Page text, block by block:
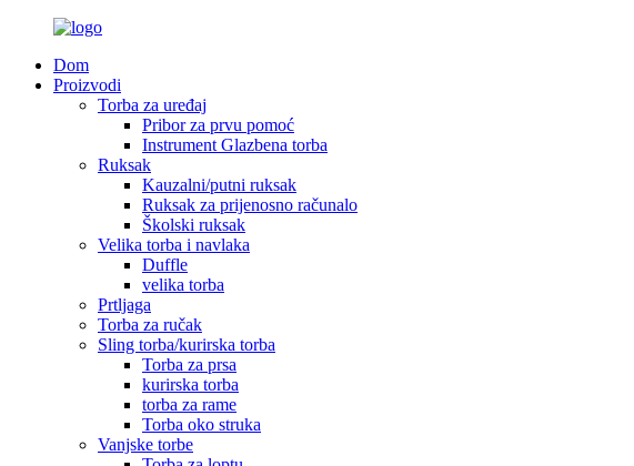
Dom
Proizvodi
Torba za uređaj
Pribor za prvu pomoć
Instrument Glazbena torba
Ruksak
Kauzalni/putni ruksak
Ruksak za prijenosno računalo
Školski ruksak
Velika torba i navlaka
Duffle
velika torba
Prtljaga
Torba za ručak
Sling torba/kurirska torba
Torba za prsa
kurirska torba
torba za rame
Torba oko struka
Vanjske torbe